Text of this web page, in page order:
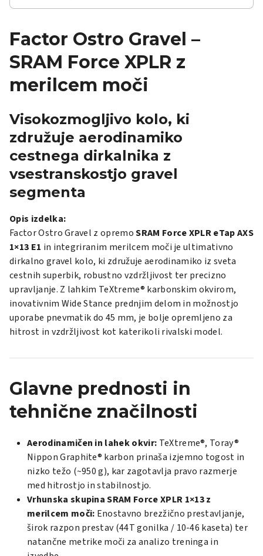
Factor Ostro Gravel –
SRAM Force XPLR z
merilcem moči
Visokozmogljivo kolo, ki
združuje aerodinamiko
cestnega dirkalnika z
vsestranskostjo gravel
segmenta
Opis izdelka:
Factor Ostro Gravel z opremoSRAM Force XPLR eTap AXS
1×13 E1 in integriranim merilcem moči je ultimativno
dirkalno gravel kolo, ki združuje aerodinamiko iz sveta
cestnih superbik, robustno vzdržljivost ter precizno
upravljanje. Z lahkim TeXtreme® karbonskim okvirom,
inovativnim Wide Stance prednjim delom in možnostjo
uporabe pnevmatik do 45 mm, je bolje opremljeno za
hitrost in vzdržljivost kot katerikoli rivalski model.
Glavne prednosti in
tehnične značilnosti
Aerodinamičen in lahek okvir: TeXtreme®, Toray®
Nippon Graphite® karbon prinaša izjemno togost in
nizko težo (~950 g), kar zagotavlja pravo razmerje
med hitrostjo in stabilnostjo.
Vrhunska skupina SRAM Force XPLR 1×13 z
merilcem moči: Enostavno brezžično prestavljanje,
širok razpon prestav (44T gonilka / 10-46 kaseta) ter
natančne metrike moči za analizo treninga in